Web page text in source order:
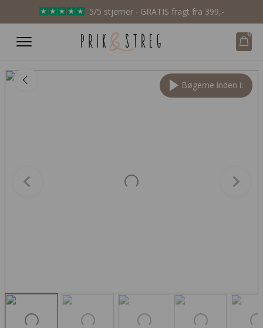
5/5 stjerner ∙ GRATIS fragt fra 399,-
0
Bøgerne inden i: